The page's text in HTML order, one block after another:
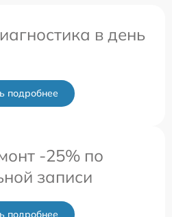
в день
подробнее
-25% по
записи
подробнее